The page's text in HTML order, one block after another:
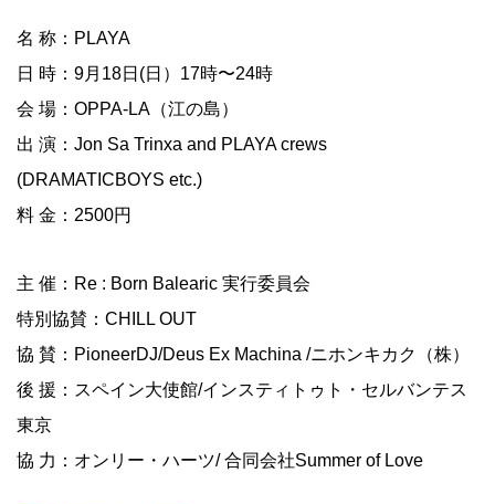
名 称：PLAYA
日 時：9月18日(日）17時〜24時
会 場：OPPA-LA（江の島）
出 演：Jon Sa Trinxa and PLAYA crews
(DRAMATICBOYS etc.)
料 金：2500円
主 催：Re : Born Balearic 実行委員会
特別協賛：CHILL OUT
協 賛：PioneerDJ/Deus Ex Machina /ニホンキカク（株）
後 援：スペイン大使館/インスティトゥト・セルバンテス
東京
協 力：オンリー・ハーツ/ 合同会社Summer of Love